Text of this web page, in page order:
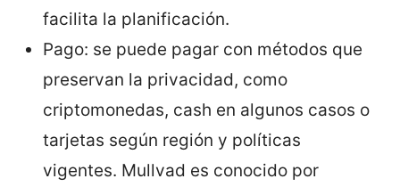
facilita la planificación.
Pago: se puede pagar con métodos que
preservan la privacidad, como
criptomonedas, cash en algunos casos o
tarjetas según región y políticas
vigentes. Mullvad es conocido por